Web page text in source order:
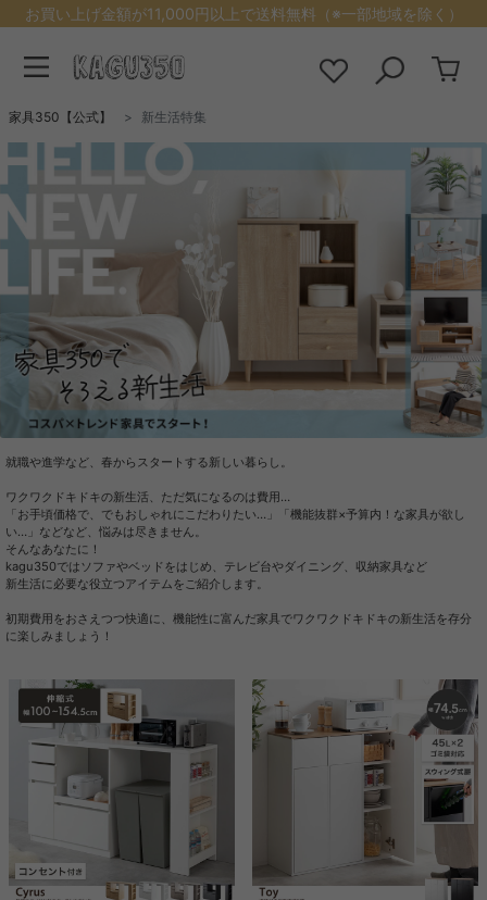
お買い上げ金額が11,000円以上で送料無料（※一部地域を除く）
家具350【公式】 新生活特集
就職や進学など、春からスタートする新しい暮らし。
ワクワクドキドキの新生活、ただ気になるのは費用…
「お手頃価格で、でもおしゃれにこだわりたい…」「機能抜群×予算内！な家具が欲し
い…」などなど、悩みは尽きません。
そんなあなたに！
kagu350ではソファやベッドをはじめ、テレビ台やダイニング、収納家具など
新生活に必要な役立つアイテムをご紹介します。
初期費用をおさえつつ快適に、機能性に富んだ家具でワクワクドキドキの新生活を存分
に楽しみましょう！